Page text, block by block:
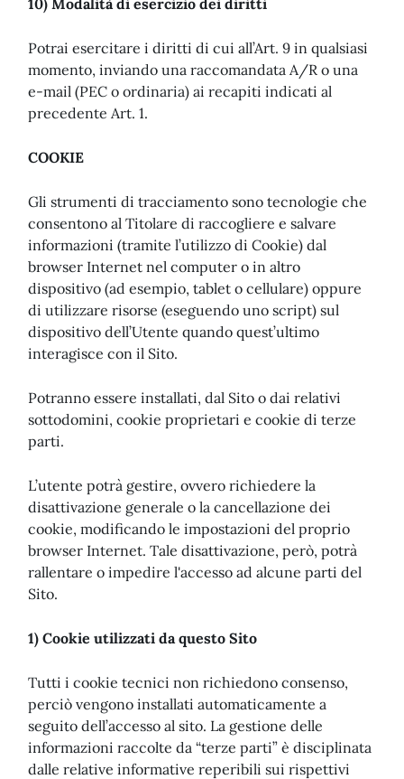
10) Modalità di esercizio dei diritti
Potrai esercitare i diritti di cui all’Art. 9 in qualsiasi
momento, inviando una raccomandata A/R o una
e-mail (PEC o ordinaria) ai recapiti indicati al
precedente Art. 1.
COOKIE
Gli strumenti di tracciamento sono tecnologie che
consentono al Titolare di raccogliere e salvare
informazioni (tramite l’utilizzo di Cookie) dal
browser Internet nel computer o in altro
dispositivo (ad esempio, tablet o cellulare) oppure
di utilizzare risorse (eseguendo uno script) sul
dispositivo dell’Utente quando quest’ultimo
interagisce con il Sito.
Potranno essere installati, dal Sito o dai relativi
sottodomini, cookie proprietari e cookie di terze
parti.
L’utente potrà gestire, ovvero richiedere la
disattivazione generale o la cancellazione dei
cookie, modificando le impostazioni del proprio
browser Internet. Tale disattivazione, però, potrà
rallentare o impedire l'accesso ad alcune parti del
Sito.
1) Cookie utilizzati da questo Sito
Tutti i cookie tecnici non richiedono consenso,
perciò vengono installati automaticamente a
seguito dell’accesso al sito. La gestione delle
informazioni raccolte da “terze parti” è disciplinata
dalle relative informative reperibili sui rispettivi